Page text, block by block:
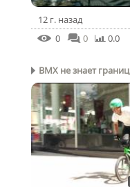
12 г. назад
0
0 0.0
BMX не знает границ